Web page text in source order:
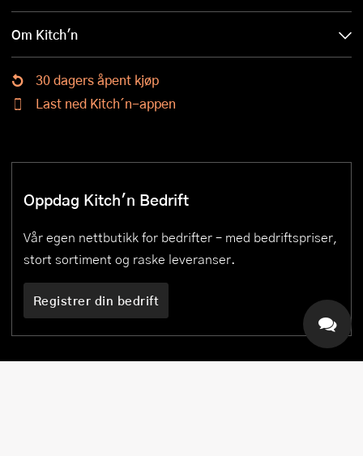
Om Kitch'n
30 dagers åpent kjøp
Last ned Kitch´n-appen
Oppdag Kitch'n Bedrift
Vår egen nettbutikk for bedrifter – med bedriftspriser,
stort sortiment og raske leveranser.
Registrer din bedrift